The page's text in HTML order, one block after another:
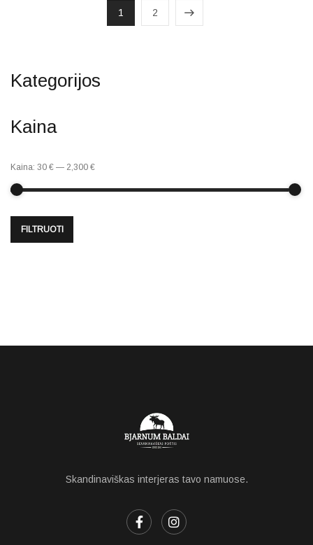
1 2
Kategorijos
Kaina
FILTRUOTI
Kaina: 30 € — 2,300 €
Skandinaviškas interjeras tavo namuose.